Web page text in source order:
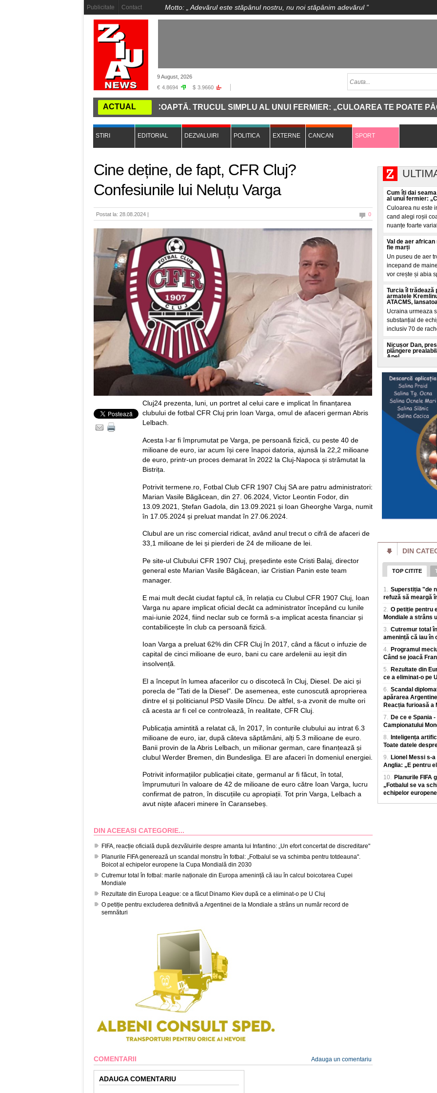
Publicitate Contact Motto: „ Adevărul este stăpânul nostru, nu noi stăpânim adevărul”
9 August, 2026
€ 4.8694 $ 3.9660
ACTUAL
SEAMA DACĂ O ROȘIE ESTE COAPTĂ. TRUCUL SIMPLU AL UNUI FERMIER: „CULOAREA TE POATE PĂCĂLI"
STIRI EDITORIAL DEZVALUIRI POLITICA EXTERNE CANCAN SPORT
Cine deține, de fapt, CFR Cluj?
Confesiunile lui Neluțu Varga
Postat la: 28.08.2024 | 0
Cluj24 prezenta, luni, un portret al celui care e implicat în finanțarea
clubului de fotbal CFR Cluj prin Ioan Varga, omul de afaceri german Abris
Lelbach.
Acesta l-ar fi împrumutat pe Varga, pe persoană fizică, cu peste 40 de
milioane de euro, iar acum își cere înapoi datoria, ajunsă la 22,2 milioane
de euro, printr-un proces demarat în 2022 la Cluj-Napoca și strămutat la
Bistrița.
Potrivit termene.ro, Fotbal Club CFR 1907 Cluj SA are patru administratori:
Marian Vasile Băgăcean, din 27. 06.2024, Victor Leontin Fodor, din
13.09.2021, Ștefan Gadola, din 13.09.2021 și Ioan Gheorghe Varga, numit
în 17.05.2024 și preluat mandat în 27.06.2024.
Clubul are un risc comercial ridicat, având anul trecut o cifră de afaceri de
33,1 milioane de lei și pierderi de 24 de milioane de lei.
Pe site-ul Clubului CFR 1907 Cluj, președinte este Cristi Balaj, director
general este Marian Vasile Băgăcean, iar Cristian Panin este team
manager.
E mai mult decât ciudat faptul că, în relația cu Clubul CFR 1907 Cluj, Ioan
Varga nu apare implicat oficial decât ca administrator începând cu lunile
mai-iunie 2024, fiind neclar sub ce formă s-a implicat acesta financiar și
contabilicește în club ca persoană fizică.
Ioan Varga a preluat 62% din CFR Cluj în 2017, când a făcut o infuzie de
capital de cinci milioane de euro, bani cu care ardelenii au ieșit din
insolvență.
El a început în lumea afacerilor cu o discotecă în Cluj, Diesel. De aici și
porecla de "Tati de la Diesel". De asemenea, este cunoscută aproprierea
dintre el și politicianul PSD Vasile Dîncu. De altfel, s-a zvonit de multe ori
că acesta ar fi cel ce controlează, în realitate, CFR Cluj.
Publicația amintită a relatat că, în 2017, în conturile clubului au intrat 6.3
milioane de euro, iar, după câteva săptămâni, alți 5.3 milioane de euro.
Banii provin de la Abris Lelbach, un milionar german, care finanțează și
clubul Werder Bremen, din Bundesliga. El are afaceri în domeniul energiei.
Potrivit informațiilor publicației citate, germanul ar fi făcut, în total,
împrumuturi în valoare de 42 de milioane de euro către Ioan Varga, lucru
confirmat de patron, în discuțiile cu apropiații. Tot prin Varga, Lelbach a
avut niște afaceri minere în Caransebeș.
DIN ACEEASI CATEGORIE...
FIFA, reacție oficială după dezvăluirile despre amanta lui Infantino: „Un efort concertat de discreditare"
Planurile FIFA generează un scandal monstru în fotbal: „Fotbalul se va schimba pentru totdeauna".
Boicot al echipelor europene la Cupa Mondială din 2030
Cutremur total în fotbal: marile naționale din Europa amenință că iau în calcul boicotarea Cupei
Mondiale
Rezultate din Europa League: ce a făcut Dinamo Kiev după ce a eliminat-o pe U Cluj
O petiție pentru excluderea definitivă a Argentinei de la Mondiale a strâns un număr record de
semnături
COMENTARII Adauga un comentariu
ADAUGA COMENTARIU
Cum îți dai
al unui fermier:
Culoarea nu este
cand alegi roșii
nuanțe foarte
Val de aer
fie marți
Un puseu de aer
incepand de
vor crește și abia
Turcia îl trădează
armatele
ATACMS,
Ucraina urmeaza
substanțial de
inclusiv 70 de
Nicușor Dan,
plângere
Apel
Partidul Romania
București pentru
nominaliza un
Imagini de la
persoane au fost
Trei barbați s-au
strada din Targu
violente au fost
Pe Polymarket
de prim-ministru
are 48% șanse
Alexandru
pe platforma de
de viitor premier
Kim Jong Un s-a
Nord este mult
Razboiul
FIFA, reacție
FIFA a criticat
și continuu" de a
Ambulanță
un zvon fals de
fură copii".
atacat violent
crezut un zvon
DIN
TOP CITITE
1. Superstiția "de
refuză să meargă
2. O petiție pentru
Mondiale a strâns
3. Cutremur total
amenință că iau în
4. Programul
Când se joacă
5. Rezultate din
ce a eliminat-o pe
6. Scandal
apărarea
Reacția furioasă a
7. De ce e Spania
Campionatului
8. Inteligența
Toate datele
9. Lionel Messi s-
Anglia: „E pentru
10. Planurile FIFA
„Fotbalul se va
echipelor